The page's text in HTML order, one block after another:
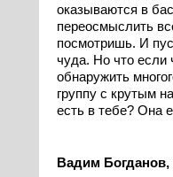
оказываются в
переосмыслить
посмотришь. И
чуда. Но что если
обнаружить
группу с крутым
есть в тебе? Она
Вадим Богданов,